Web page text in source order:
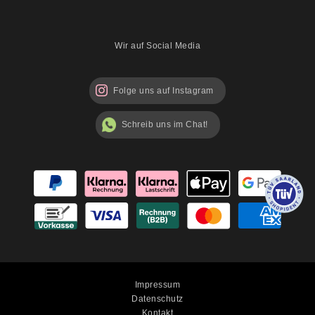
Wir auf Social Media
Folge uns auf Instagram
Schreib uns im Chat!
Impressum
Datenschutz
Kontakt